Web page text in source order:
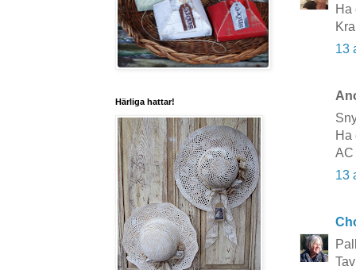
Ha
13
Ha
AC
13
Härliga hattar!